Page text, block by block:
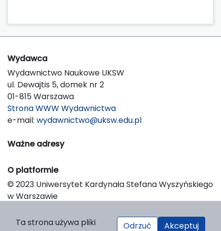
Wydawca
Wydawnictwo Naukowe UKSW
ul. Dewajtis 5, domek nr 2
01-815 Warszawa
Strona WWW Wydawnictwa
e-mail: wydawnictwo@uksw.edu.pl
Ważne adresy
O platformie
© 2023 Uniwersytet Kardynała Stefana Wyszyńskiego
w Warszawie
Platform & Workflow by OJS/PKP
Ta strona używa pliki
Odrzuć Akceptuj